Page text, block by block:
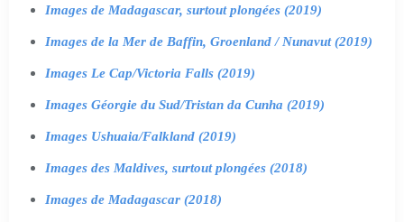
Images de Madagascar, surtout plongées (2019)
Images de la Mer de Baffin, Groenland / Nunavut (2019)
Images Le Cap/Victoria Falls (2019)
Images Géorgie du Sud/Tristan da Cunha (2019)
Images Ushuaia/Falkland (2019)
Images des Maldives, surtout plongées (2018)
Images de Madagascar (2018)